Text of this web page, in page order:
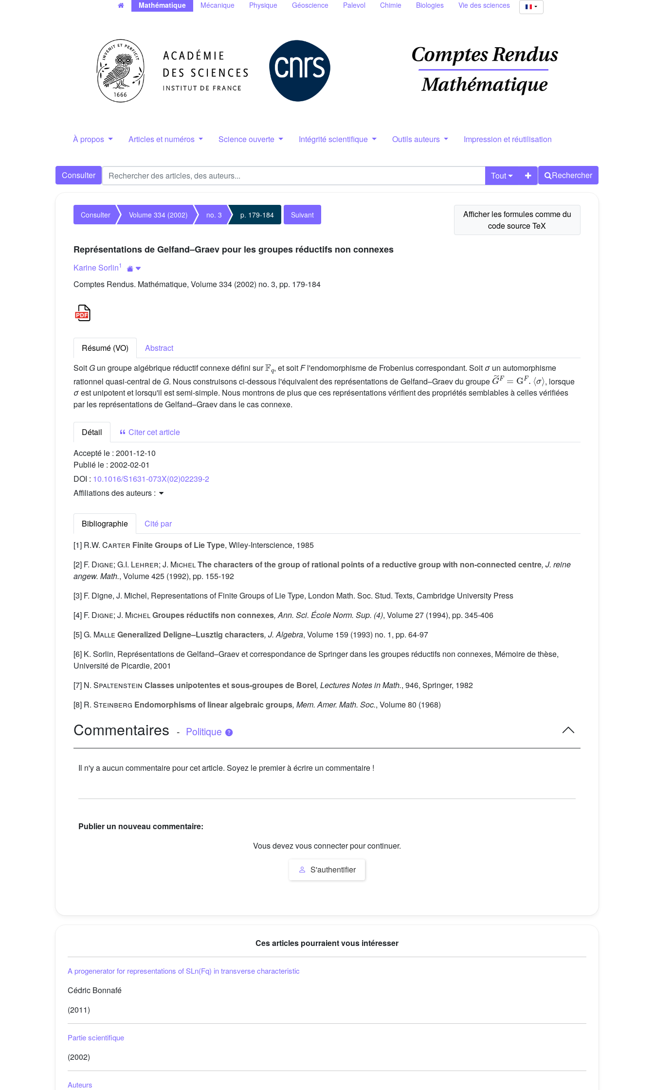
Mathématique Mécanique Physique Géoscience Palevol Chimie Biologies Vie des sciences
À propos Articles et numéros Science ouverte Intégrité scientifique Outils auteurs Impression et réutilisation
Consulter Tout Rechercher
Consulter Volume 334 (2002) no. 3 p. 179-184 Suivant
Représentations de Gelfand–Graev pour les groupes réductifs non connexes
Karine Sorlin1
Comptes Rendus. Mathématique, Volume 334 (2002) no. 3, pp. 179-184
Résumé (VO)
Abstract
Soit G un groupe algébrique réductif connexe défini sur
𝔽q
, et soitFl'endomorphisme de Frobenius correspondant. Soit σun automorphisme
rationnel quasi-central de G. Nous construisons ci-dessous l'équivalent des représentations de Gelfand–Graev du groupe
G˜F=GF.〈σ〉
, lorsque
σest unipotent et lorsqu'il est semi-simple. Nous montrons de plus que ces représentations vérifient des propriétés semblables à celles vérifiées
par les représentations de Gelfand–Graev dans le cas connexe.
Détail
Citer cet article
Accepté le : 2001-12-10
Publié le : 2002-02-01
DOI : 10.1016/S1631-073X(02)02239-2
Affiliations des auteurs :
Bibliographie
Cité par
[1] R.W. Carter Finite Groups of Lie Type, Wiley-Interscience, 1985
[2] F. Digne; G.I. Lehrer; J. MichelThe characters of the group of rational points of a reductive group with non-connected centre, J. reine
angew. Math., Volume 425 (1992), pp. 155-192
[3] F. Digne, J. Michel, Representations of Finite Groups of Lie Type, London Math. Soc. Stud. Texts, Cambridge University Press
[4] F. Digne; J. MichelGroupes réductifs non connexes, Ann. Sci. École Norm. Sup. (4), Volume 27 (1994), pp. 345-406
[5]G. Malle Generalized Deligne–Lusztig characters, J. Algebra, Volume 159 (1993) no. 1, pp. 64-97
[6] K. Sorlin, Représentations de Gelfand–Graev et correspondance de Springer dans les groupes réductifs non connexes, Mémoire de thèse,
Université de Picardie, 2001
[7] N. Spaltenstein Classes unipotentes et sous-groupes de Borel, Lectures Notes in Math., 946, Springer, 1982
[8] R. Steinberg Endomorphisms of linear algebraic groups, Mem. Amer. Math. Soc., Volume 80 (1968)
Commentaires - Politique
Il n'y a aucun commentaire pour cet article. Soyez le premier à écrire un commentaire !
Publier un nouveau commentaire:
Vous devez vous connecter pour continuer.
S'authentifier
Ces articles pourraient vous intéresser
A progenerator for representations ofSLn(Fq) in transverse characteristic
Cédric Bonnafé
(2011)
Partie scientifique
(2002)
Auteurs